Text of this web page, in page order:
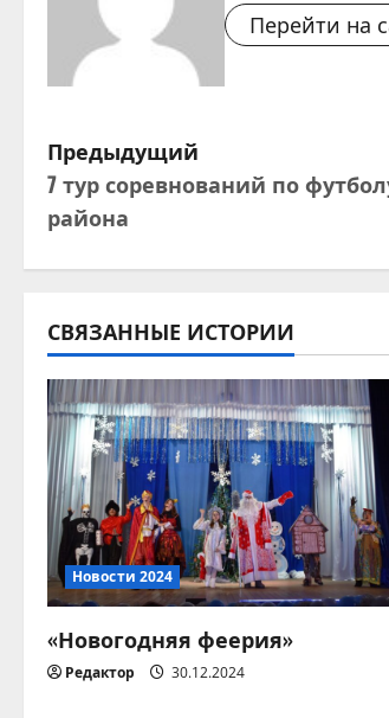
Перейти на
Н
а
в
г
а
ц
и
я
п
о
Предыдущий
7 тур соревнований по
района
СВЯЗАННЫЕ ИСТОРИИ
Новости 2024
«Новогодняя феерия»
Редактор
30.12.2024